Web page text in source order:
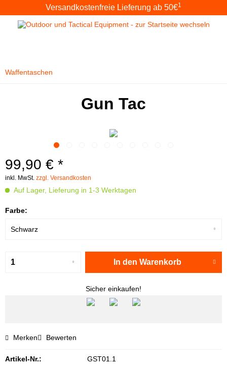
Versandkostenfreie Lieferung ab 50€1
Waffentaschen
Gun Tac
99,90 € *
inkl. MwSt. zzgl. Versandkosten
Auf Lager, Lieferung in 1-3 Werktagen
Farbe:
In den Warenkorb
Sicher einkaufen!
Merken Bewerten
Artikel-Nr.: GST01.1